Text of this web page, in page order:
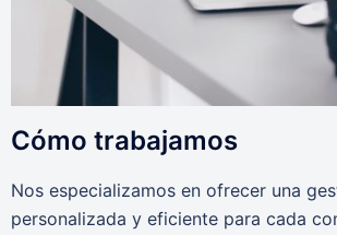
Cómo trabajamos
Nos especializamos en ofrecer una
personalizada y eficiente para cada